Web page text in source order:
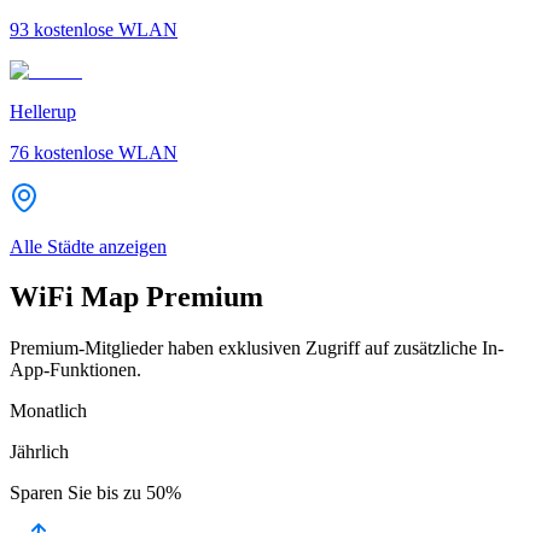
93 kostenlose WLAN
Hellerup
76 kostenlose WLAN
Alle Städte anzeigen
WiFi Map Premium
Premium-Mitglieder haben exklusiven Zugriff auf zusätzliche In-
App-Funktionen.
Monatlich
Jährlich
Sparen Sie bis zu 50%